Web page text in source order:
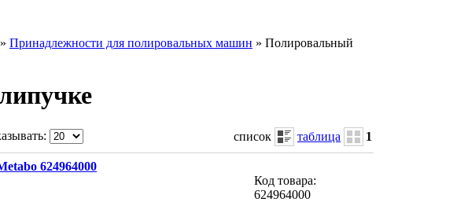
» Принадлежности для полировальных машин » Полировальный
список таблица 1
624964000
Код товара:
624964000